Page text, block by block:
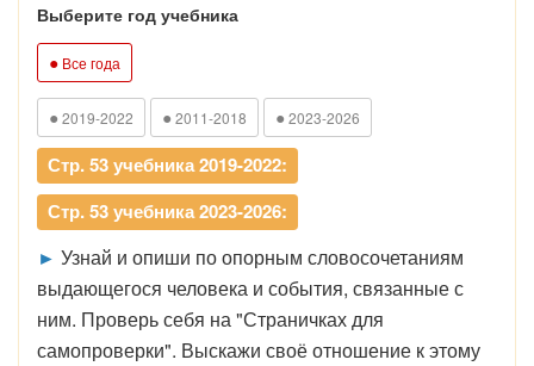
Выберите год учебника
● Все года
● 2019-2022 ● 2011-2018 ● 2023-2026
Стр. 53 учебника 2019-2022:
Стр. 53 учебника 2023-2026:
► Узнай и опиши по опорным словосочетаниям
выдающегося человека и события, связанные с
ним. Проверь себя на "Страничках для
самопроверки". Выскажи своё отношение к этому